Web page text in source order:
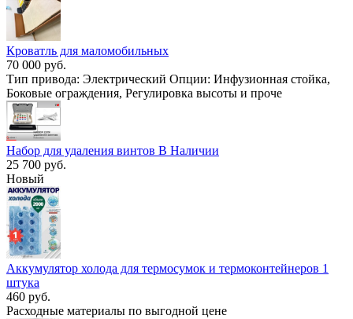
Кроватль для маломобильных
70 000 руб.
Тип привода: Электрический Опции: Инфузионная стойка,
Боковые ограждения, Регулировка высоты и проче
Набор для удаления винтов В Наличии
25 700 руб.
Новый
Аккумулятор холода для термосумок и термоконтейнеров 1
штука
460 руб.
Расходные материалы по выгодной цене